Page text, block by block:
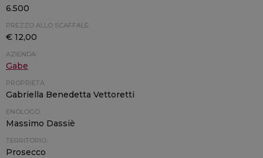
6.500
PREZZO ALLO SCAFFALE:
€ 12,00
AZIENDA:
Gabe
PROPRIETÀ:
Gabriella Benedetta Vettoretti
ENOLOGO:
Massimo Dassiè
TERRITORIO:
Prosecco